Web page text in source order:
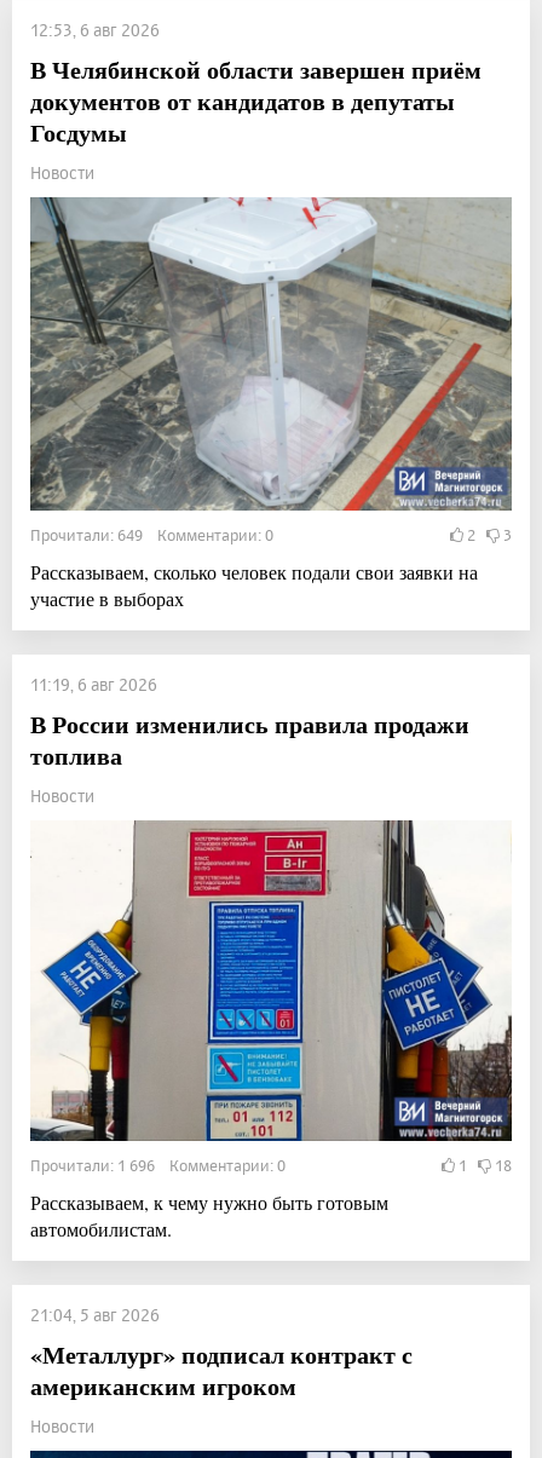
12:53, 6 авг 2026
В Челябинской области завершен приём
документов от кандидатов в депутаты
Госдумы
Новости
Прочитали: 649 Комментарии: 0 2 3
Рассказываем, сколько человек подали свои заявки на
участие в выборах
11:19, 6 авг 2026
В России изменились правила продажи
топлива
Новости
Прочитали: 1 696 Комментарии: 0 1 18
Рассказываем, к чему нужно быть готовым
автомобилистам.
21:04, 5 авг 2026
«Металлург» подписал контракт с
американским игроком
Новости